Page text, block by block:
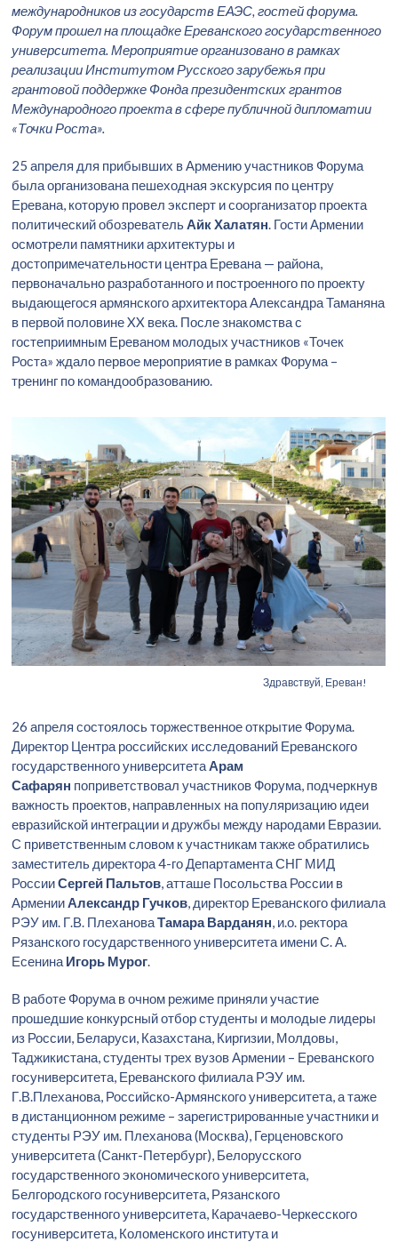
международников из государств ЕАЭС, гостей форума.
Форум прошел на площадке Ереванского государственного
университета. Мероприятие организовано в рамках
реализации Институтом Русского зарубежья при
грантовой поддержке Фонда президентских грантов
Международного проекта в сфере публичной дипломатии
«Точки Роста».
25 апреля для прибывших в Армению участников Форума
была организована пешеходная экскурсия по центру
Еревана, которую провел эксперт и соорганизатор проекта
политический обозревательАйк Халатян. Гости Армении
осмотрели памятники архитектуры и
достопримечательности центра Еревана — района,
первоначально разработанного и построенного по проекту
выдающегося армянского архитектора Александра Таманяна
в первой половине XX века. После знакомства с
гостеприимным Ереваном молодых участников «Точек
Роста» ждало первое мероприятие в рамках Форума –
тренинг по командообразованию.
Здравствуй, Ереван!
26 апреля состоялось торжественное открытие Форума.
Директор Центра российских исследований Ереванского
государственного университетаАрам
Сафарян поприветствовал участников Форума, подчеркнув
важность проектов, направленных на популяризацию идеи
евразийской интеграции и дружбы между народами Евразии.
С приветственным словом к участникам также обратились
заместитель директора 4-го Департамента СНГ МИД
РоссииСергей Пальтов, атташе Посольства России в
АрменииАлександр Гучков, директор Ереванского филиала
РЭУ им. Г.В. ПлехановаТамара Варданян, и.о. ректора
Рязанского государственного университета имени С. А.
Есенина Игорь Мурог.
В работе Форума в очном режиме приняли участие
прошедшие конкурсный отбор студенты и молодые лидеры
из России, Беларуси, Казахстана, Киргизии, Молдовы,
Таджикистана, студенты трех вузов Армении – Ереванского
госуниверситета, Ереванского филиала РЭУ им.
Г.В.Плеханова, Российско-Армянского университета, а таже
в дистанционном режиме – зарегистрированные участники и
студенты РЭУ им. Плеханова (Москва), Герценовского
университета (Санкт-Петербург), Белорусского
государственного экономического университета,
Белгородского госуниверситета, Рязанского
государственного университета, Карачаево-Черкесского
госуниверситета, Коломенского института и